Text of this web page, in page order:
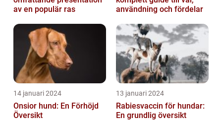
av en populär ras
användning och fördelar
14 januari 2024
Onsior hund: En Förhöjd
Översikt
13 januari 2024
Rabiesvaccin för hundar:
En grundlig översikt